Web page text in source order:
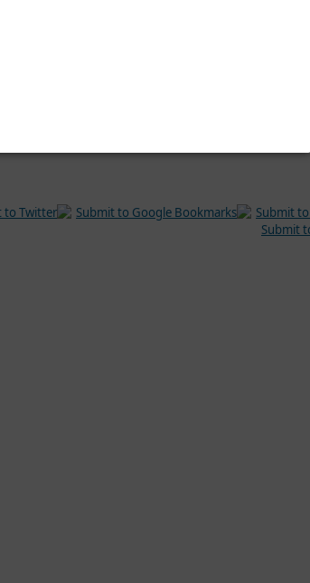
בעצם הכנסת התכנים לאתר, לעשות בהם
מהאתר ו/או פרסומם בכל מדיה אחרת הקשורה במישרין ו/
זה, באופן מלא, באופן חלקי או לא לפרסמו כלל
הודעה לפורום, תוכן ההודעה יהיה נקי מהשמצות,
ראויים, מפרסומות ומהתקפות אישיות. ושלא יהיה בהודעה